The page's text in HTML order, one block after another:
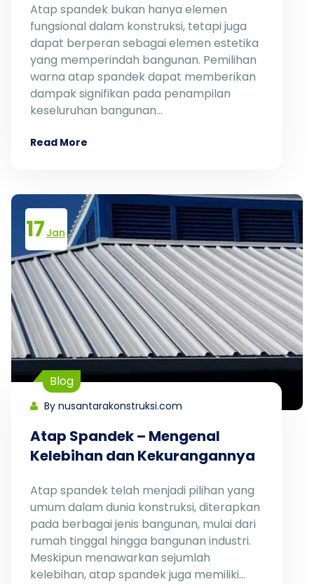
Atap spandek bukan hanya elemen
fungsional dalam konstruksi, tetapi juga
dapat berperan sebagai elemen estetika
yang memperindah bangunan. Pemilihan
warna atap spandek dapat memberikan
dampak signifikan pada penampilan
keseluruhan bangunan…
Read More
17 Jan
Blog
By nusantarakonstruksi.com
Atap Spandek – Mengenal
Kelebihan dan Kekurangannya
Atap spandek telah menjadi pilihan yang
umum dalam dunia konstruksi, diterapkan
pada berbagai jenis bangunan, mulai dari
rumah tinggal hingga bangunan industri.
Meskipun menawarkan sejumlah
kelebihan, atap spandek juga memiliki…